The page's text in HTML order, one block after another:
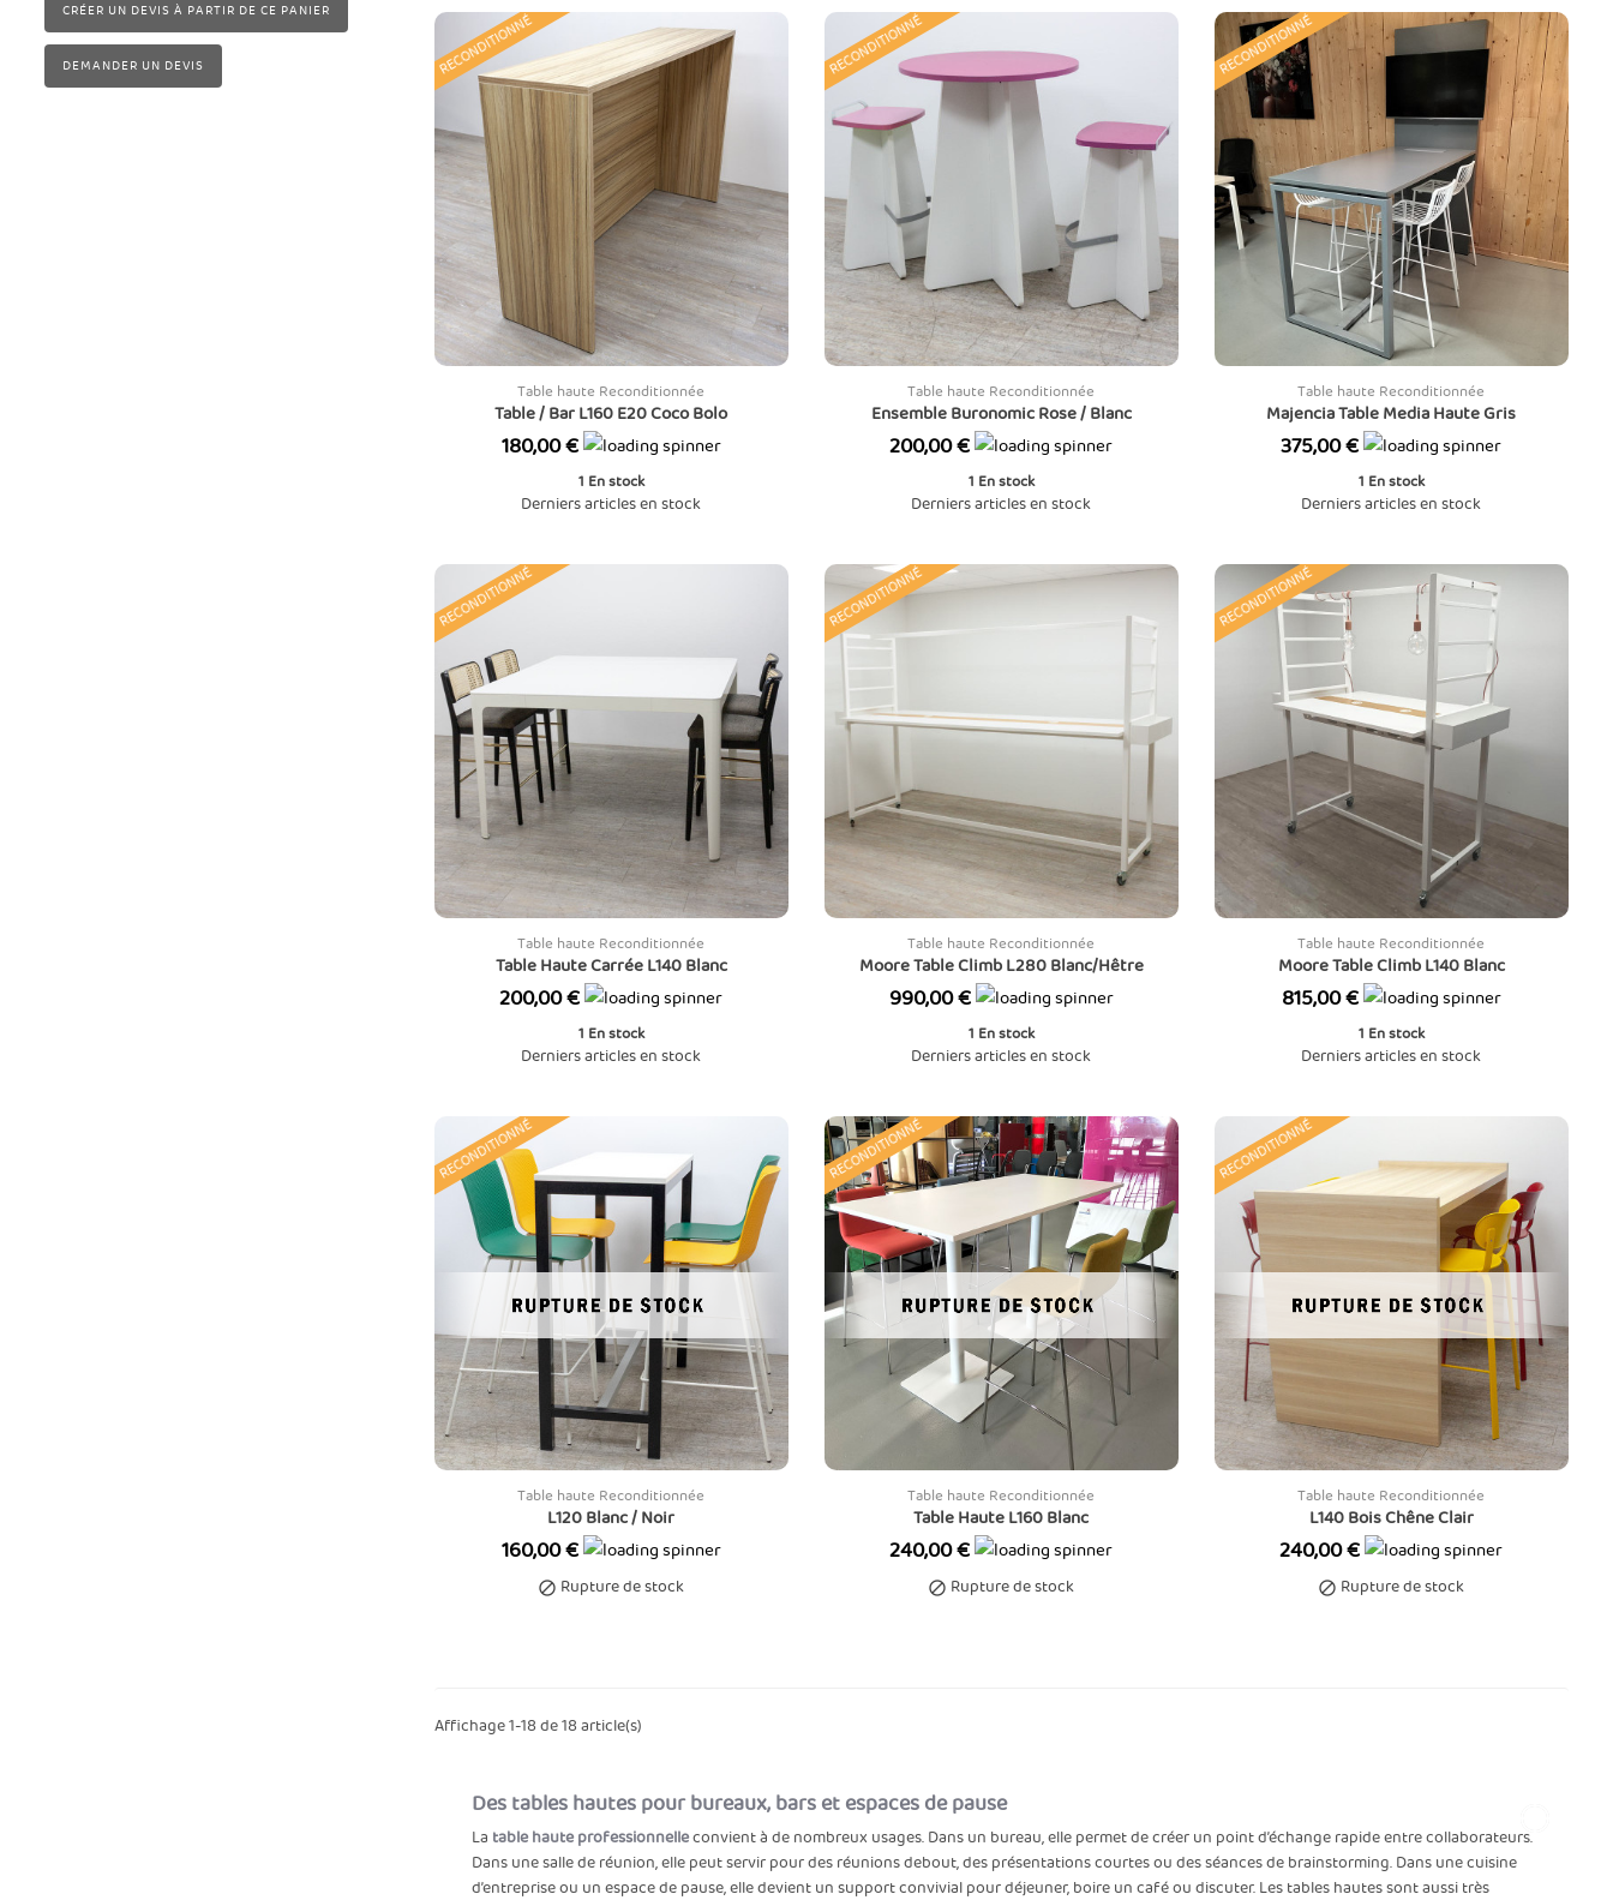
CRÉER UN DEVIS À PARTIR DE CE PANIER
DEMANDER UN DEVIS RECONDITIONNÉ
Table haute Reconditionnée
Table / Bar L160 E20 Coco Bolo
Prix
180,00 €
1 En stock
Derniers articles en stock
RECONDITIONNÉ
Table haute Reconditionnée
Ensemble Buronomic Rose / Blanc
Prix
200,00 €
1 En stock
Derniers articles en stock
RECONDITIONNÉ
Table haute Reconditionnée
Majencia Table Media Haute Gris
Prix
375,00 €
1 En stock
Derniers articles en stock
RECONDITIONNÉ
Table haute Reconditionnée
Table Haute Carrée L140 Blanc
Prix
200,00 €
1 En stock
Derniers articles en stock
RECONDITIONNÉ
Table haute Reconditionnée
Moore Table Climb L280 Blanc/Hêtre
Prix
990,00 €
1 En stock
Derniers articles en stock
RECONDITIONNÉ
Table haute Reconditionnée
Moore Table Climb L140 Blanc
Prix
815,00 €
1 En stock
Derniers articles en stock
RECONDITIONNÉ
Table haute Reconditionnée
L120 Blanc / Noir
Prix
160,00 €
 Rupture de stock
RECONDITIONNÉ
Table haute Reconditionnée
Table Haute L160 Blanc
Prix
240,00 €
 Rupture de stock
RECONDITIONNÉ
Table haute Reconditionnée
L140 Bois Chêne Clair
Prix
240,00 €
 Rupture de stock
Affichage 1-18 de 18 article(s)
Des tables hautes pour bureaux, bars et espaces de pause
La table haute professionnelleconvient à de nombreux usages. Dans un bureau, elle permet de créer un point d’échange rapide entre collaborateurs.
Dans une salle de réunion, elle peut servir pour des réunions debout, des présentations courtes ou des séances de brainstorming. Dans une cuisine
d’entreprise ou un espace de pause, elle devient un support convivial pour déjeuner, boire un café ou discuter. Les tables hautes sont aussi très